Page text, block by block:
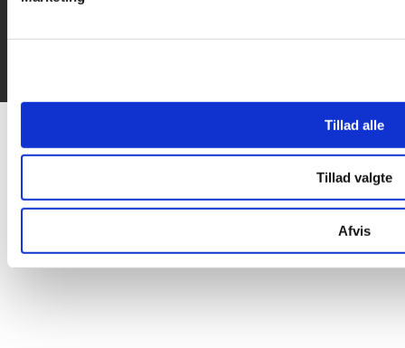
Tillad alle
Tillad valgte
Afvis